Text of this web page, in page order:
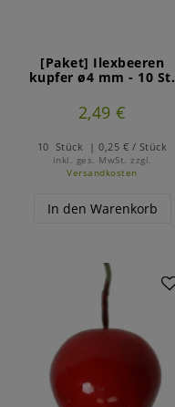
[Paket] Ilexbeeren
kupfer ø4 mm - 10 St.
2,49 €
10 Stück | 0,25 € / Stück
inkl. ges. MwSt. zzgl.
Versandkosten
In den Warenkorb